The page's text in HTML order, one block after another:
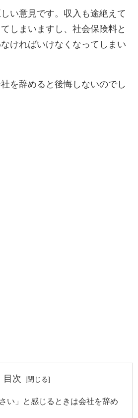
い意見です。収入も途絶えて
しまいますし、社会保険料と
ければいけなくなってしまい
を辞めると後悔しないのでし
目次
い」と感じるときは会社を辞め